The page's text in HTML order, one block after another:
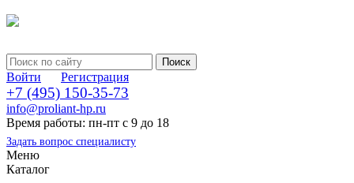
Войти Регистрация
+7 (495) 150-35-73
info@proliant-hp.ru
Время работы: пн-пт с 9 до 18
Задать вопрос специалисту
Меню
Каталог